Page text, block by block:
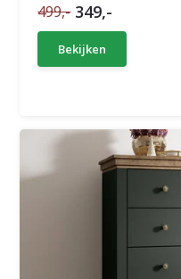
499,- 349,-
Bekijken